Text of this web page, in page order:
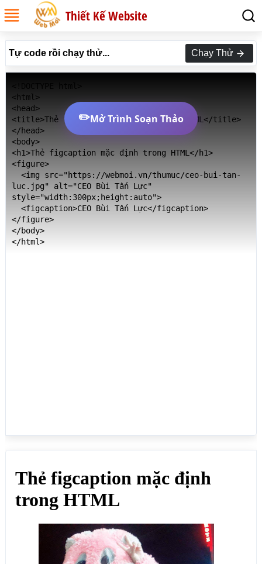
Thiết Kế Website
Tự code rồi chạy thử... Chạy Thử
<html>
<head>
<title>Thẻ figcaption mặc định trong HTML</title>
</head>
<body>
<h1>Thẻ figcaption mặc định trong HTML</h1>
<figure>
luc.jpg" alt="CEO Bùi Tấn Lực"
style="width:300px;height:auto">
</figure>
</body>
</html>
✏️Mở Trình Soạn Thảo